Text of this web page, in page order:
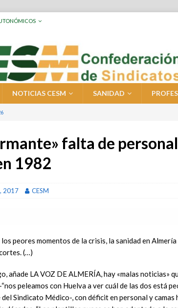
NOTICIAS CESM SANIDAD
falta de
1982
2017 CESM
peores momentos de la crisis, la sanidad en
(…)
añade LA VOZ DE ALMERÍA, hay «malas noticias»
peleamos con Huelva a ver cuál de las dos está
Sindicato Médico-, con déficit en personal y